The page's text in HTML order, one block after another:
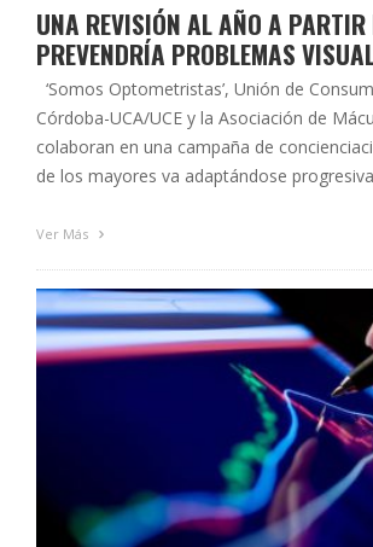
UNA REVISIÓN AL AÑO A
PREVENDRÍA PROBLEMAS
‘Somos Optometristas’, Unión de
Córdoba-UCA/UCE y la Asociación de
colaboran en una campaña de
de los mayores va adaptándose
porque los consideran normales de la edad
Ver Más